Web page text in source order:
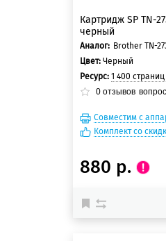
Картридж SP TN-
черный
Аналог: Brother TN-
Цвет: Черный
Ресурс: 1 400 страниц
0 отзывов
Совместим с
Комплект со
880 р.